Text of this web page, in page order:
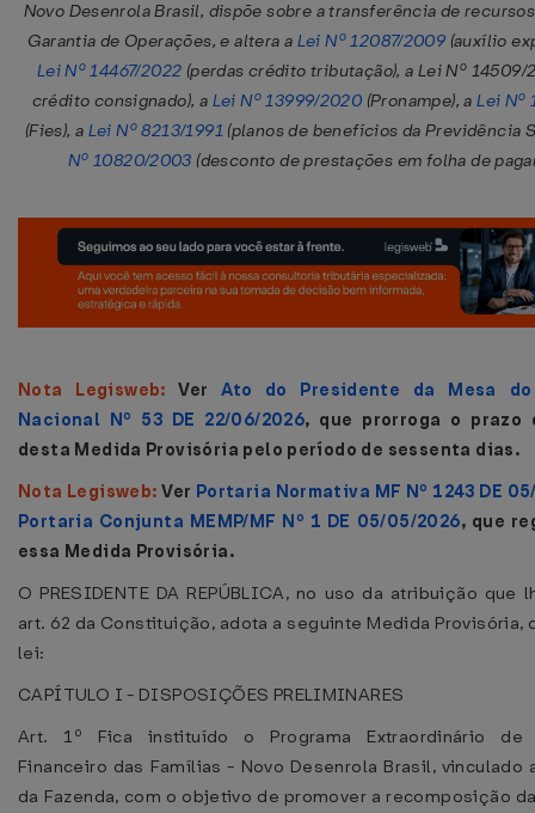
Novo Desenrola Brasil, dispõe sobre a transferência de
Garantia de Operações, e altera a Lei Nº 12087/2009 (auxílio
Lei Nº 14467/2022 (perdas crédito tributação), a Lei Nº
crédito consignado), a Lei Nº 13999/2020 (Pronampe), aLei Nº
(Fies), a Lei Nº 8213/1991(planos de benefícios da Previdência
Nº 10820/2003 (desconto de prestações em folha de
Nota Legisweb:VerAto do Presidente da Mesa do
Nacional Nº 53 DE 22/06/2026, que prorroga o prazo
desta Medida Provisória pelo período de sessenta dias.
Nota Legisweb:Ver Portaria Normativa MF Nº 1243 DE
Portaria Conjunta MEMP/MF Nº 1 DE 05/05/2026, que
essa Medida Provisória.
O PRESIDENTE DA REPÚBLICA, no uso da atribuição que
art. 62 da Constituição, adota a seguinte Medida Provisória,
lei:
CAPÍTULO I - DISPOSIÇÕES PRELIMINARES
Art. 1º Fica instituído o Programa Extraordinário de
Financeiro das Famílias - Novo Desenrola Brasil, vinculado
da Fazenda, com o objetivo de promover a recomposição